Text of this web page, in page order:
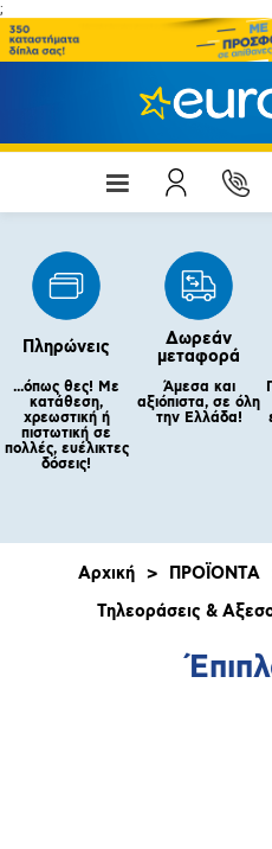
;
Πληρώνεις
...όπως θες! Με
κατάθεση,
χρεωστική ή
πιστωτική σε
πολλές, ευέλικτες
δόσεις!
Δωρεάν
μεταφορά
Άμεσα και
αξιόπιστα, σε όλη
την Ελλάδα!
Αρχική > ΠΡΟΪΟΝΤΑ
Τηλεοράσεις &